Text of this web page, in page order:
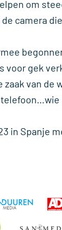
om
camera
voor gek
van de
in Spanje